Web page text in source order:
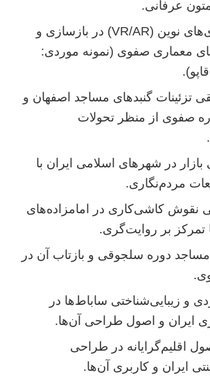
عرفانی.
تأثیر تکنولوژی‌های نوین (VR/AR) در بازسازی و
صفوی (نمونه موردی:
گنبدهای مساجد اصفهان و
از منظر تحولات
در شهرهای اسلامی ایران با
مردم‌نگاری.
کاشی‌کاری در امامزاده‌های
بر روایت‌گری.
دوره سلجوقی و بازتاب آن در
زیبایی‌شناختی ساباط‌ها در
و اصول طراحی آن‌ها.
در طراحی
و کاربری آن‌ها.